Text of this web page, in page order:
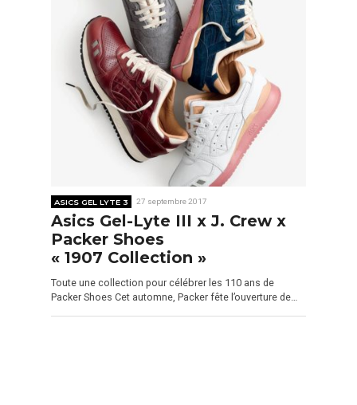
ASICS GEL LYTE 3 27 septembre 2017
Asics Gel-Lyte III x J. Crew x
Packer Shoes
« 1907 Collection »
Toute une collection pour célébrer les 110 ans de
Packer Shoes Cet automne, Packer fête l’ouverture de…